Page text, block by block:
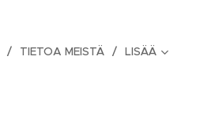
TIETOA MEISTÄ LISÄÄ